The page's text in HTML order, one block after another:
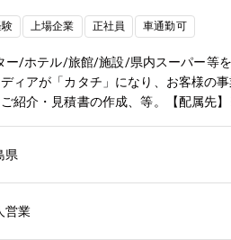
上場企業 正社員 車通勤可
ー/ホテル/旅館/施設/県内スーパー等
ィアが「カタチ」になり、お客様の
紹介・見積書の作成、等。【配属先
の流れ】OJTによる同行訪問にて顧客
と、担当顧客を振り分けながら対応を
県
営業